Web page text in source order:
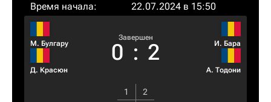
Время начала:
22.07.2024 в 15:50
М. Булгару
Д. Красюн
Завершен
0 : 2 И. Бара
А. Тодони
1
2